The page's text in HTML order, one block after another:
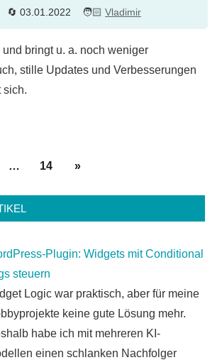
03.01.2022 Vladimir
bringt u. a. noch weniger
stille Updates und Verbesserungen
sich.
… 14
Nächste
»
Plugin: Widgets mit Conditional
steuern
Logic war praktisch, aber für meine
keine gute Lösung mehr.
habe ich mit mehreren KI-
einen schlanken Nachfolger